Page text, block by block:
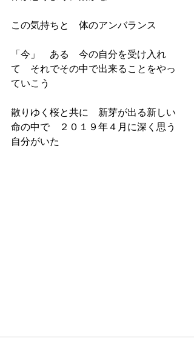
この気持ちと　体のアンバランス
「今」　ある　今の自分を受け入れ
て　それでその中で出来ることをやっ
ていこう
散りゆく桜と共に　新芽が出る新しい
命の中で　２０１９年４月に深く思う
自分がいた